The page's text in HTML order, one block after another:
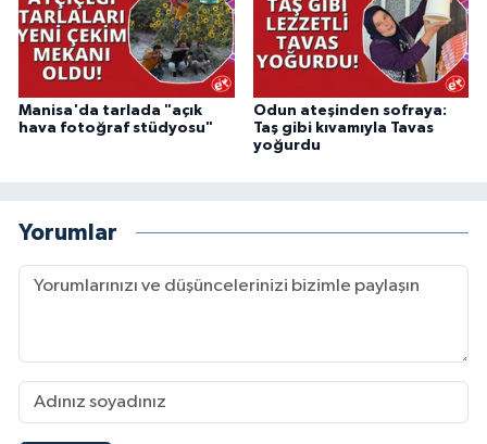
Manisa'da tarlada "açık
hava fotoğraf stüdyosu"
Odun ateşinden sofraya:
Taş gibi kıvamıyla Tavas
yoğurdu
Yorumlar